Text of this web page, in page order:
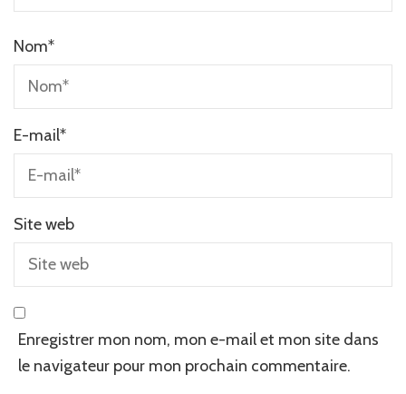
Nom*
E-mail*
Site web
Enregistrer mon nom, mon e-mail et mon site dans
le navigateur pour mon prochain commentaire.